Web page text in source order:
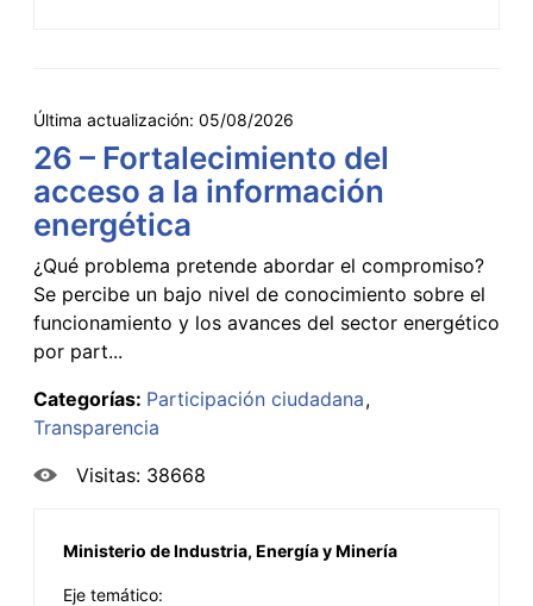
Última actualización: 05/08/2026
26 – Fortalecimiento del
acceso a la información
energética
¿Qué problema pretende abordar el compromiso?
Se percibe un bajo nivel de conocimiento sobre el
funcionamiento y los avances del sector energético
por part...
Categorías: Participación ciudadana
Transparencia
Visitas: 38668
Ministerio de Industria, Energía y Minería
Eje temático: